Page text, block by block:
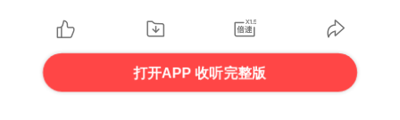
打开APP 收听完整版